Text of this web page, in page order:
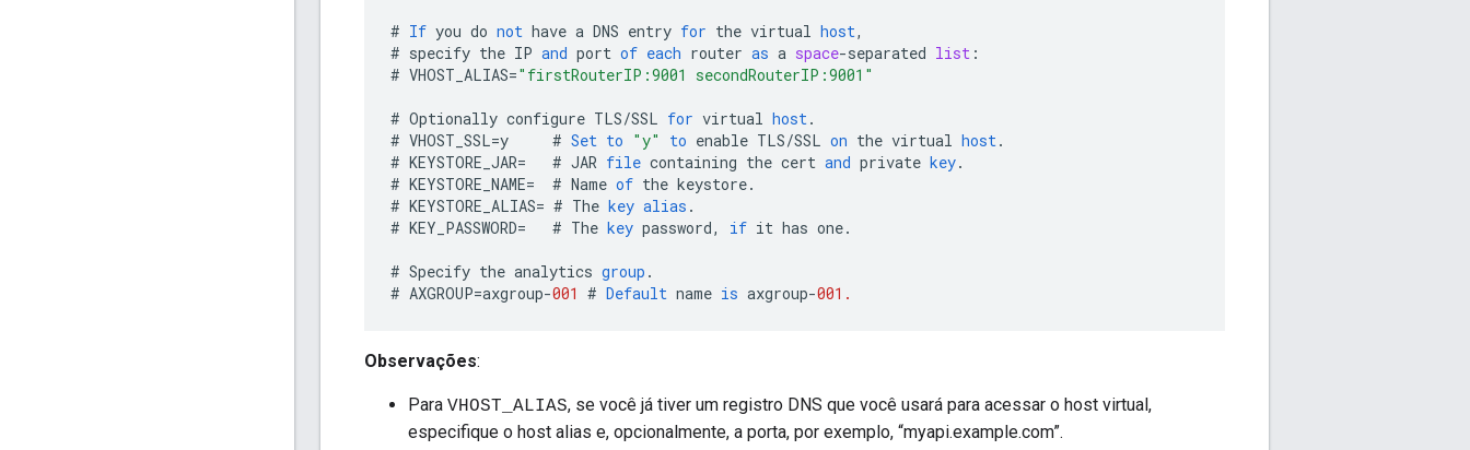
# If you do not have a DNS entry for the virtual host,
# specify the IP and port of each router as a space-separated list :
# VHOST_ALIAS="firstRouterIP:9001 secondRouterIP:9001"
# Optionally configure TLS/SSL for virtual host.
# VHOST_SSL=y # Set to "y" to enable TLS/SSL on the virtual host.
# KEYSTORE_JAR= # JAR file containing the cert and private key.
# KEYSTORE_NAME= # Name of the keystore.
# KEYSTORE_ALIAS= # The key alias .
# KEY_PASSWORD= # The key password, if it has one.
# Specify the analytics group .
# AXGROUP=axgroup-001 # Default name is axgroup-001.
Observações:
Para VHOST_ALIAS, se você já tiver um registro DNS que você usará para acessar o host virtual,
especifique o host alias e, opcionalmente, a porta, por exemplo, “myapi.example.com”.